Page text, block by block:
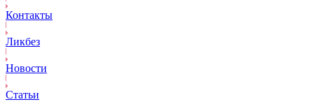
Контакты
Ликбез
Новости
Статьи